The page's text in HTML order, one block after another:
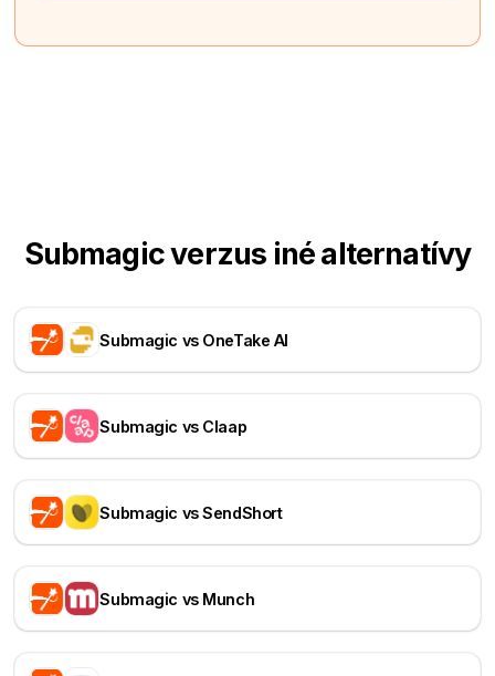
Submagic verzus iné alternatívy
Submagic vs OneTake AI
Submagic vs Claap
Submagic vs SendShort
Submagic vs Munch